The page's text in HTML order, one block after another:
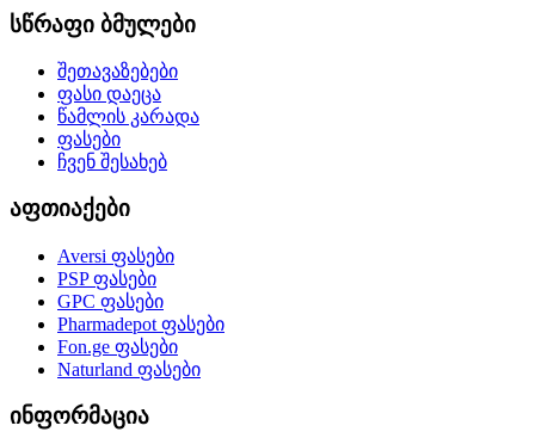
სწრაფი ბმულები
შეთავაზებები
ფასი დაეცა
წამლის კარადა
ფასები
ჩვენ შესახებ
აფთიაქები
Aversi ფასები
PSPფასები
GPC ფასები
Pharmadepot ფასები
Fon.ge ფასები
Naturland ფასები
ინფორმაცია